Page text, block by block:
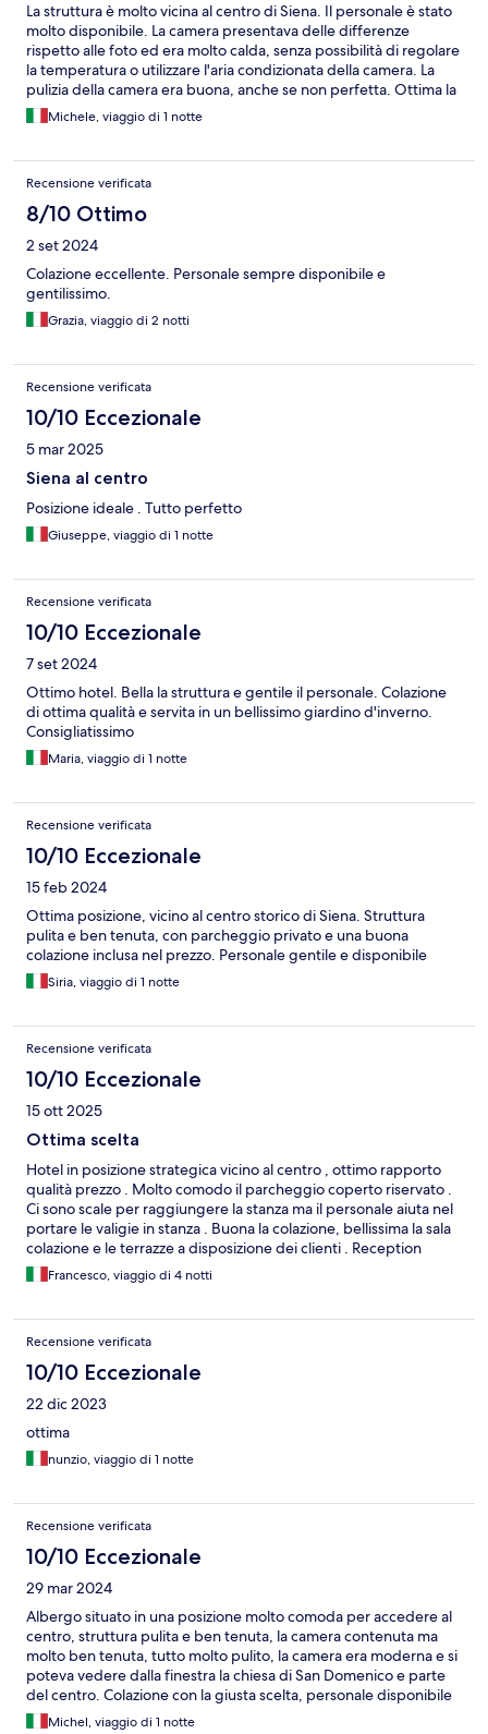
La struttura è molto vicina al centro di Siena. Il personale è stato
molto disponibile. La camera presentava delle differenze
rispetto alle foto ed era molto calda, senza possibilità di regolare
la temperatura o utilizzare l'aria condizionata della camera. La
pulizia della camera era buona, anche se non perfetta. Ottima la
colazione. Probabilmente il prezzo era troppo elevato per
l'esperienza complessiva.
Michele, viaggio di 1 notte
Recensione verificata
8/10 Ottimo
2 set 2024
Colazione eccellente. Personale sempre disponibile e
gentilissimo.
Grazia, viaggio di 2 notti
Recensione verificata
10/10 Eccezionale
5 mar 2025
Siena al centro
Posizione ideale . Tutto perfetto
Giuseppe, viaggio di 1 notte
Recensione verificata
10/10 Eccezionale
7 set 2024
Ottimo hotel. Bella la struttura e gentile il personale. Colazione
di ottima qualità e servita in un bellissimo giardino d'inverno.
Consigliatissimo
Maria, viaggio di 1 notte
Recensione verificata
10/10 Eccezionale
15 feb 2024
Ottima posizione, vicino al centro storico di Siena. Struttura
pulita e ben tenuta, con parcheggio privato e una buona
colazione inclusa nel prezzo. Personale gentile e disponibile
Siria, viaggio di 1 notte
Recensione verificata
10/10 Eccezionale
15 ott 2025
Ottima scelta
Hotel in posizione strategica vicino al centro , ottimo rapporto
qualità prezzo . Molto comodo il parcheggio coperto riservato .
Ci sono scale per raggiungere la stanza ma il personale aiuta nel
portare le valigie in stanza . Buona la colazione, bellissima la sala
colazione e le terrazze a disposizione dei clienti . Reception
gentili e, cordiale ed efficiente . Di buon livello la pulizia in stanza
, dettaglio da non trascurare.
Francesco, viaggio di 4 notti
Recensione verificata
10/10 Eccezionale
22 dic 2023
ottima
nunzio, viaggio di 1 notte
Recensione verificata
10/10 Eccezionale
29 mar 2024
Albergo situato in una posizione molto comoda per accedere al
centro, struttura pulita e ben tenuta, la camera contenuta ma
molto ben tenuta, tutto molto pulito, la camera era moderna e si
poteva vedere dalla finestra la chiesa di San Domenico e parte
del centro. Colazione con la giusta scelta, personale disponibile
e accogliente, unica pecca leggermente rumoroso dopo le
Michel, viaggio di 1 notte